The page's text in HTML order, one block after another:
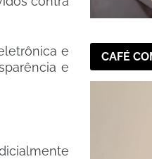
e
e
CAFÉ